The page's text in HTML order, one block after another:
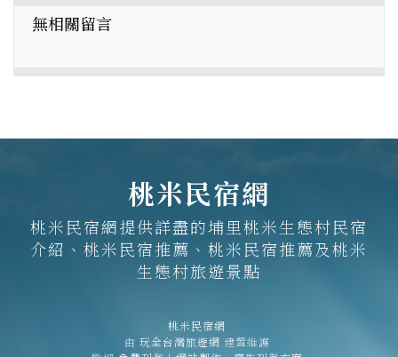
無相關留言
桃米民宿網
桃米民宿網提供詳盡的埔里桃米生態村民宿
介紹、桃米民宿推薦、桃米民宿推薦及桃米
生態村旅遊景點
桃米民宿網
由 玩全台灣旅遊網 建置維護